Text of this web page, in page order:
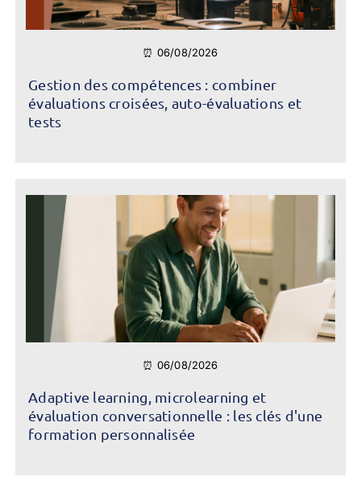
⏰ 06/08/2026
Gestion des compétences : combiner
évaluations croisées, auto-évaluations et
tests
⏰ 06/08/2026
Adaptive learning, microlearning et
évaluation conversationnelle : les clés d'une
formation personnalisée